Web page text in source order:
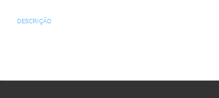
DESCRIÇÃO